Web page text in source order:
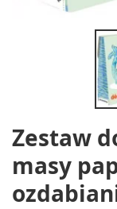
Zestaw
masy